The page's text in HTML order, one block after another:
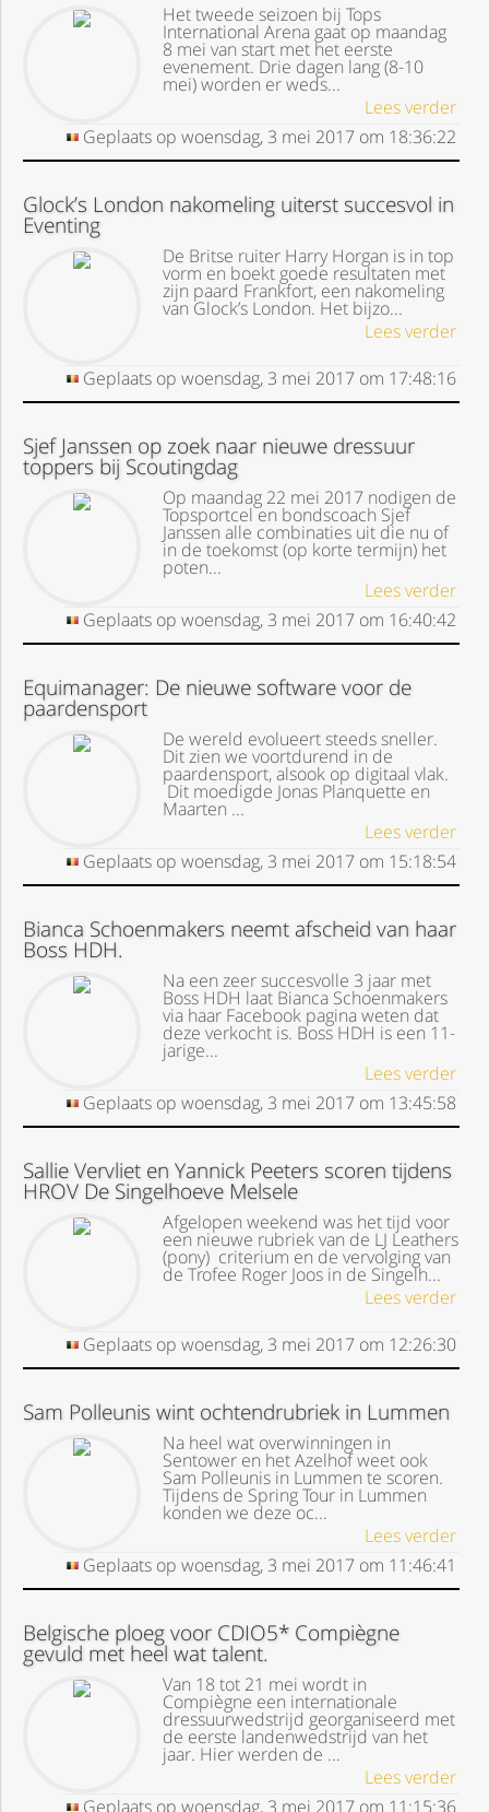
Het tweede seizoen bij Tops
International Arena gaat op maandag
8 mei van start met het eerste
evenement. Drie dagen lang (8-10
mei) worden er weds...
Lees verder
Geplaats op woensdag, 3 mei 2017 om 18:36:22
Glock’s London nakomeling uiterst succesvol in
Eventing
De Britse ruiter Harry Horgan is in top
vorm en boekt goede resultaten met
zijn paard Frankfort, een nakomeling
van Glock’s London. Het bijzo...
Lees verder
Geplaats op woensdag, 3 mei 2017 om 17:48:16
Sjef Janssen op zoek naar nieuwe dressuur
toppers bij Scoutingdag
Op maandag 22 mei 2017 nodigen de
Topsportcel en bondscoach Sjef
Janssen alle combinaties uit die nu of
in de toekomst (op korte termijn) het
poten...
Lees verder
Geplaats op woensdag, 3 mei 2017 om 16:40:42
Equimanager: De nieuwe software voor de
paardensport
De wereld evolueert steeds sneller.
Dit zien we voortdurend in de
paardensport, alsook op digitaal vlak.
Dit moedigde Jonas Planquette en
Maarten ...
Lees verder
Geplaats op woensdag, 3 mei 2017 om 15:18:54
Bianca Schoenmakers neemt afscheid van haar
Boss HDH.
Na een zeer succesvolle 3 jaar met
Boss HDH laat Bianca Schoenmakers
via haar Facebook pagina weten dat
deze verkocht is. Boss HDH is een 11-
jarige...
Lees verder
Geplaats op woensdag, 3 mei 2017 om 13:45:58
Sallie Vervliet en Yannick Peeters scoren tijdens
HROV De Singelhoeve Melsele
Afgelopen weekend was het tijd voor
een nieuwe rubriek van de LJ Leathers
(pony) criterium en de vervolging van
de Trofee Roger Joos in de Singelh...
Lees verder
Geplaats op woensdag, 3 mei 2017 om 12:26:30
Sam Polleunis wint ochtendrubriek in Lummen
Na heel wat overwinningen in
Sentower en het Azelhof weet ook
Sam Polleunis in Lummen te scoren.
Tijdens de Spring Tour in Lummen
konden we deze oc...
Lees verder
Geplaats op woensdag, 3 mei 2017 om 11:46:41
Belgische ploeg voor CDIO5* Compiègne
gevuld met heel wat talent.
Van 18 tot 21 mei wordt in
Compiègne een internationale
dressuurwedstrijd georganiseerd met
de eerste landenwedstrijd van het
jaar. Hier werden de ...
Lees verder
Geplaats op woensdag, 3 mei 2017 om 11:15:36